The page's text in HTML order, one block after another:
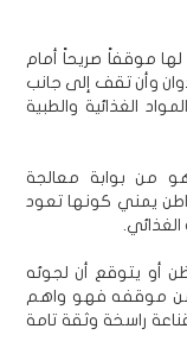
لها موقفاً صريحاً أمام
وأن تقف إلى جانب
الغذائية والطبية
من بوابة معالجة
يمني كونها تعود
أو يتوقع أن لجوئه
موقفه فهو واهم
راسخة وثقة تامة